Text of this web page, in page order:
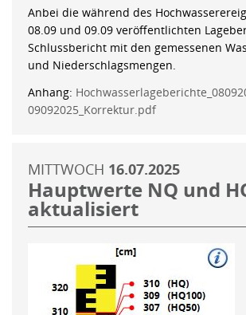
Anbei die während des
08.09 und 09.09 veröffentlichten
Schlussbericht mit den gemessenen
und Niederschlagsmengen.
Anhang:
09092025_Korrektur.pdf
MITTWOCH 16.07.2025
Hauptwerte NQ und
aktualisiert